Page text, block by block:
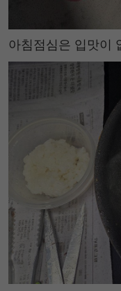
아침점심은 입맛이